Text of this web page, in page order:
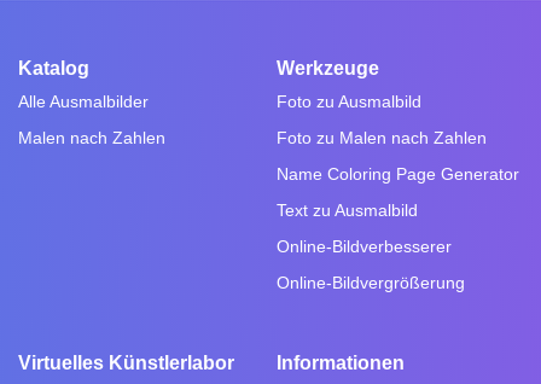
Katalog
Alle Ausmalbilder
Malen nach Zahlen
Werkzeuge
Foto zu Ausmalbild
Foto zu Malen nach Zahlen
Name Coloring Page Generator
Text zu Ausmalbild
Online-Bildverbesserer
Online-Bildvergrößerung
Virtuelles Künstlerlabor Informationen